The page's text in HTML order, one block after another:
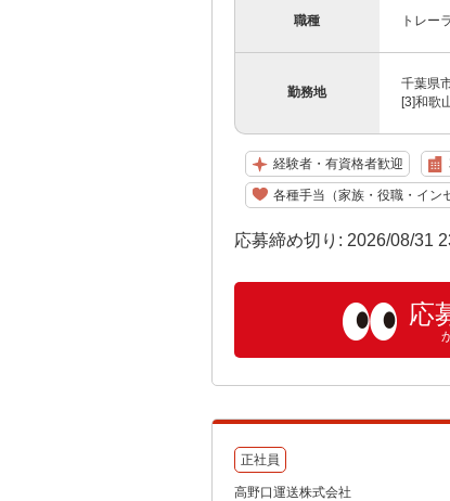
職種 トレー
勤務地
千葉県
[3]和歌
経験者・有資格者歓迎
各種手当（家族・役職・イン
応募締め切り: 2026/08/31
応
正社員
高野口運送株式会社